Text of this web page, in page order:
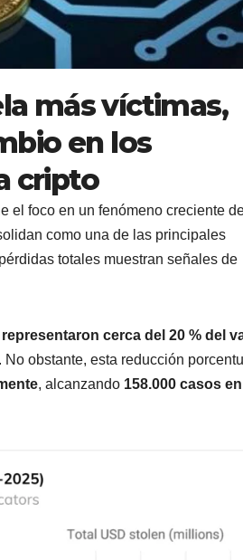
más víctimas,
en los
cripto
el foco en un fenómeno creciente
como una de las principales
totales muestran señales de
cerca del 20 % del
obstante, esta reducción
, alcanzando 158.000 casos en